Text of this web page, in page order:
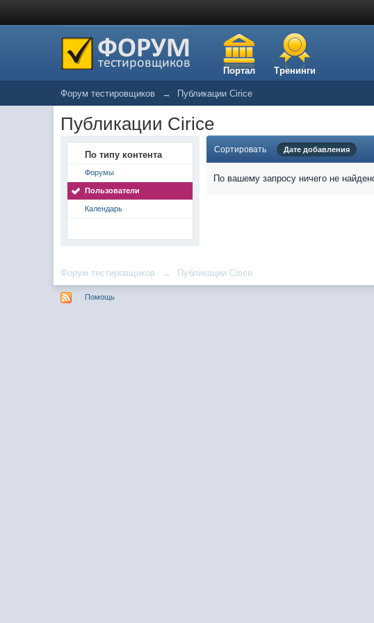
Портал Тренинги
Форум тестировщиков → Публикации Cirice
Публикации Cirice
По типу контента
Форумы
Пользователи
Календарь
Сортировать Дате добавления
По вашему запросу ничего не
Форум тестировщиков → Публикации Cirice
Помощь